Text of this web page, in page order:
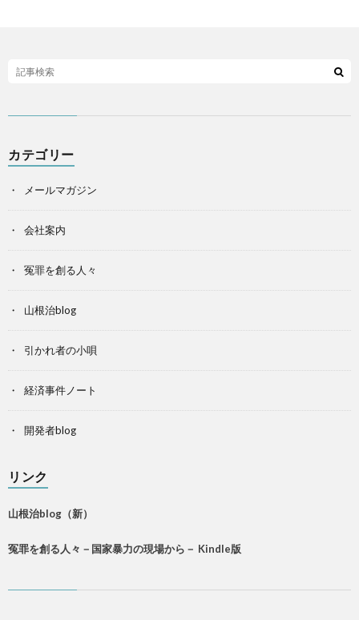
カテゴリー
メールマガジン
会社案内
冤罪を創る人々
山根治blog
引かれ者の小唄
経済事件ノート
開発者blog
リンク
山根治blog（新）
冤罪を創る人々－国家暴力の現場から－ Kindle版